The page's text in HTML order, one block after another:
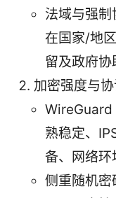
法域与强
在国家/地
留及政府协
加密强度与
WireGuard
熟稳定、
备、网络环
侧重随机密